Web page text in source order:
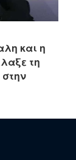
και η
τη